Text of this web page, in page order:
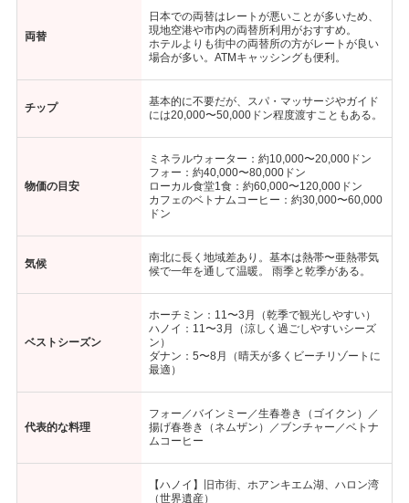
両替
日本での両替はレートが悪いことが多いため、
現地空港や市内の両替所利用がおすすめ。
ホテルよりも街中の両替所の方がレートが良い
場合が多い。ATMキャッシングも便利。
チップ
基本的に不要だが、スパ・マッサージやガイド
には20,000〜50,000ドン程度渡すこともある。
物価の目安
ミネラルウォーター：約10,000〜20,000ドン
フォー：約40,000〜80,000ドン
ローカル食堂1食：約60,000〜120,000ドン
カフェのベトナムコーヒー：約30,000〜60,000
ドン
気候
南北に長く地域差あり。基本は熱帯〜亜熱帯気
候で一年を通して温暖。 雨季と乾季がある。
ベストシーズン
ホーチミン：11〜3月（乾季で観光しやすい）
ハノイ：11〜3月（涼しく過ごしやすいシーズ
ン）
ダナン：5〜8月（晴天が多くビーチリゾートに
最適）
代表的な料理
フォー／バインミー／生春巻き（ゴイクン）／
揚げ春巻き（ネムザン）／ブンチャー／ベトナ
ムコーヒー
【ハノイ】旧市街、ホアンキエム湖、ハロン湾
（世界遺産）